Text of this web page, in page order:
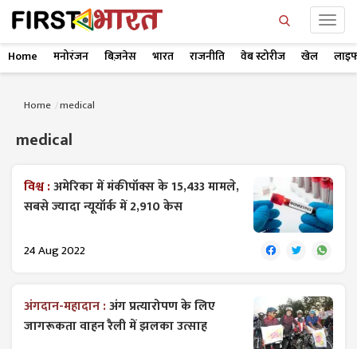
Home मनोरंजन बिज़नेस भारत राजनीति वेब स्टोरीज खेल
Home medical
medical
विश्व :अमेरिका में मंकीपॉक्स के 15,433 मामले,
सबसे ज्यादा न्यूयॉर्क में 2,910 केस
24 Aug 2022
अंगदान-महादान :अंग प्रत्यारोपण के लिए
जागरूकता वाहन रैली में झलका उत्साह